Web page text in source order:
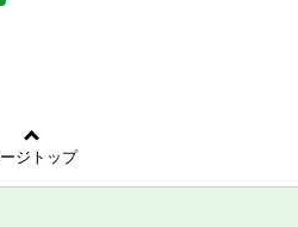
ジトップ